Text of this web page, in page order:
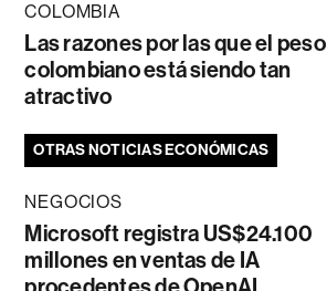
COLOMBIA
Las razones por las que el peso
colombiano está siendo tan
atractivo
OTRAS NOTICIAS ECONÓMICAS
NEGOCIOS
Microsoft registra US$24.100
millones en ventas de IA